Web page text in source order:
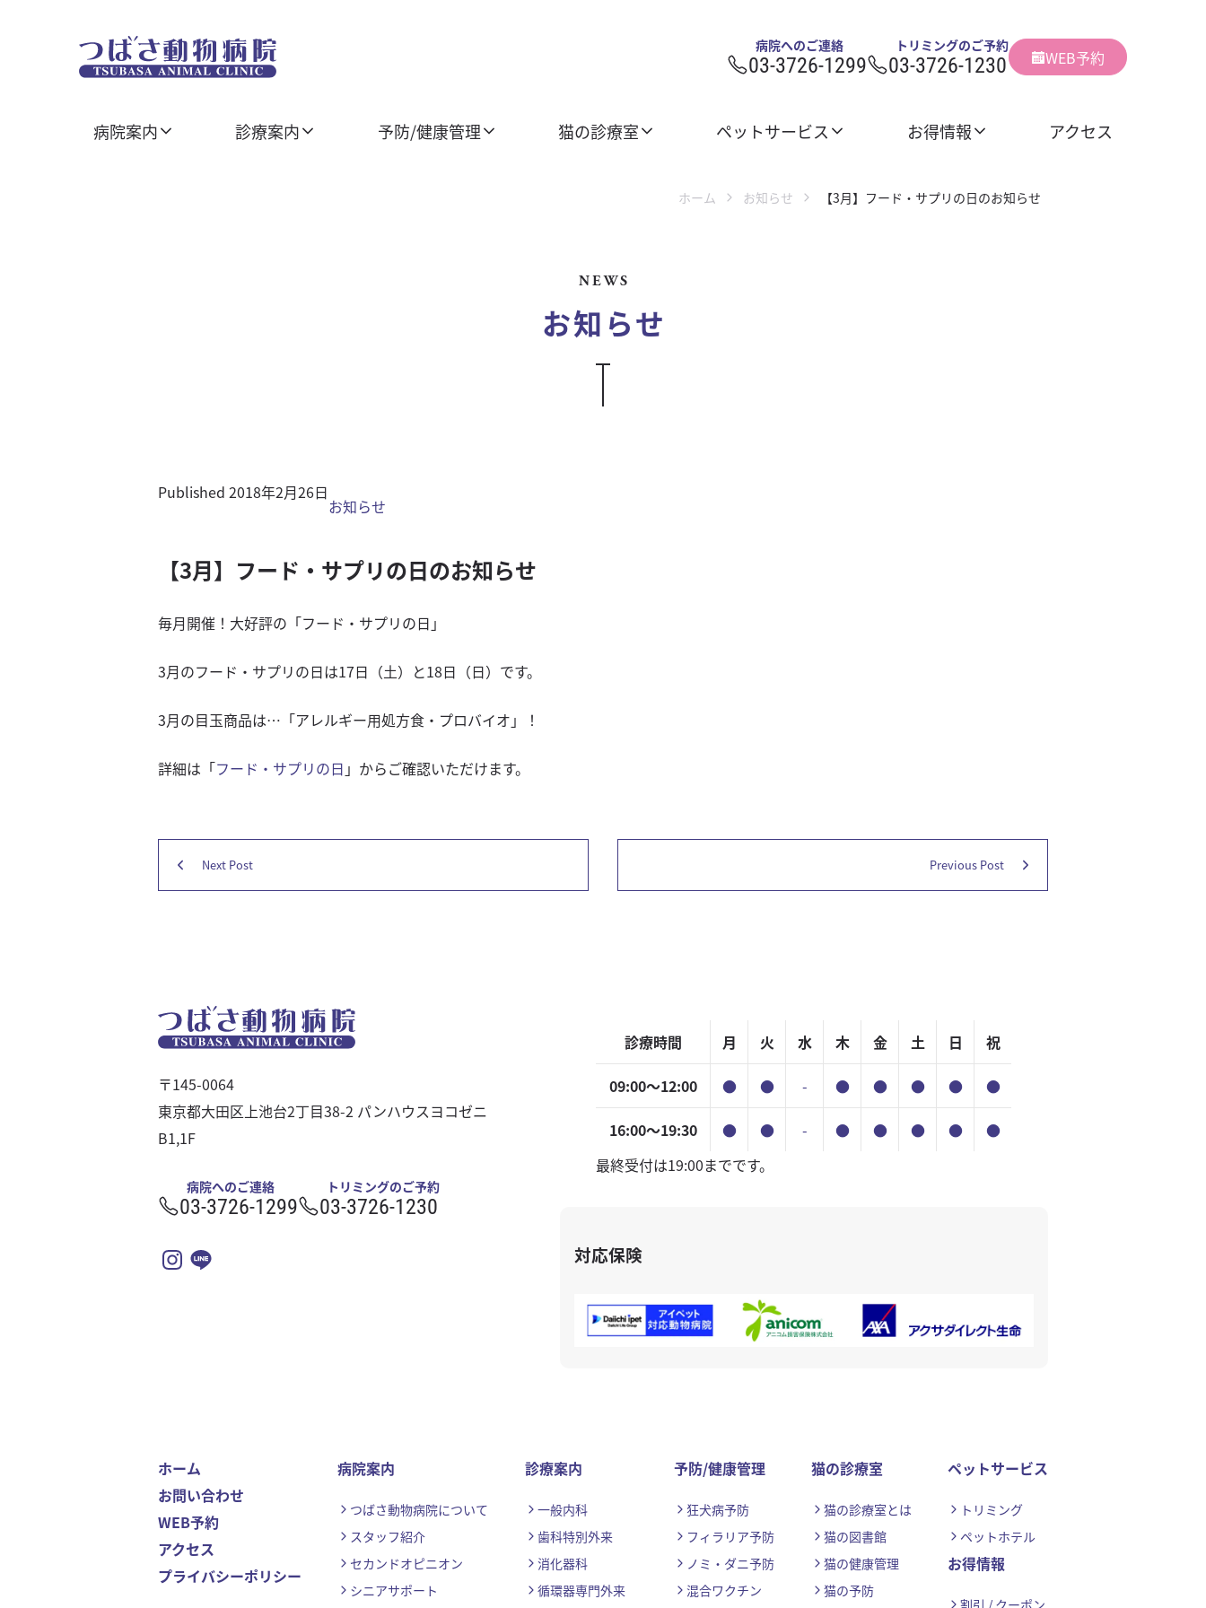
病院案内 診療案内 予防/健康管理 猫の診療室 ペットサービス お得情報 アクセス
病院へのご連絡
03-3726-1299
トリミングのご予約
03-3726-1230 WEB予約
お知らせ
NEWS
ホーム お知らせ 【3月】フード・サプリの日のお知らせ
Published 2018年2月26日
お知らせ
【3月】フード・サプリの日のお知らせ
毎月開催！大好評の「フード・サプリの日」
3月のフード・サプリの日は17日（土）と18日（日）です。
3月の目玉商品は…「アレルギー用処方食・プロバイオ」！
詳細は「フード・サプリの日 」からご確認いただけます。
投
稿
ゲ
シ
ョ
Previous Post
Next Post
〒145-0064
東京都大田区上池台2丁目38-2 パンハウスヨコゼニ
B1,1F
病院へのご連絡
03-3726-1299
トリミングのご予約
03-3726-1230
診療時間 月 火 水 木 金 土 日 祝
09:00〜12:00 ● ● - ● ● ● ● ●
16:00〜19:30 ● ● - ● ● ● ●
●
最終受付は19:00までです。
対応保険
ホーム
お問い合わせ
WEB予約
アクセス
プライバシーポリシー
病院案内
つばさ動物病院について
スタッフ紹介
セカンドオピニオン
シニアサポート
診療案内
一般内科
歯科特別外来
消化器科
循環器専門外来
予防/健康管理
狂犬病予防
フィラリア予防
ノミ・ダニ予防
混合ワクチン
猫の診療室
猫の診療室とは
猫の図書館
猫の健康管理
猫の予防
ペットサービス
トリミング
ペットホテル
お得情報
循環器専門外来
整形外科特別外来
フィラリア予防
ノミ・ダニ予防
混合ワクチン
猫の診療室とは
猫の健康管理
プライバシーポリシー